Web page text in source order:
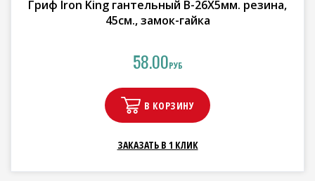
Гриф Iron King гантельный В-26Х5мм. резина,
45см., замок-гайка
58.00РУБ
В КОРЗИНУ
ЗАКАЗАТЬ В 1 КЛИК